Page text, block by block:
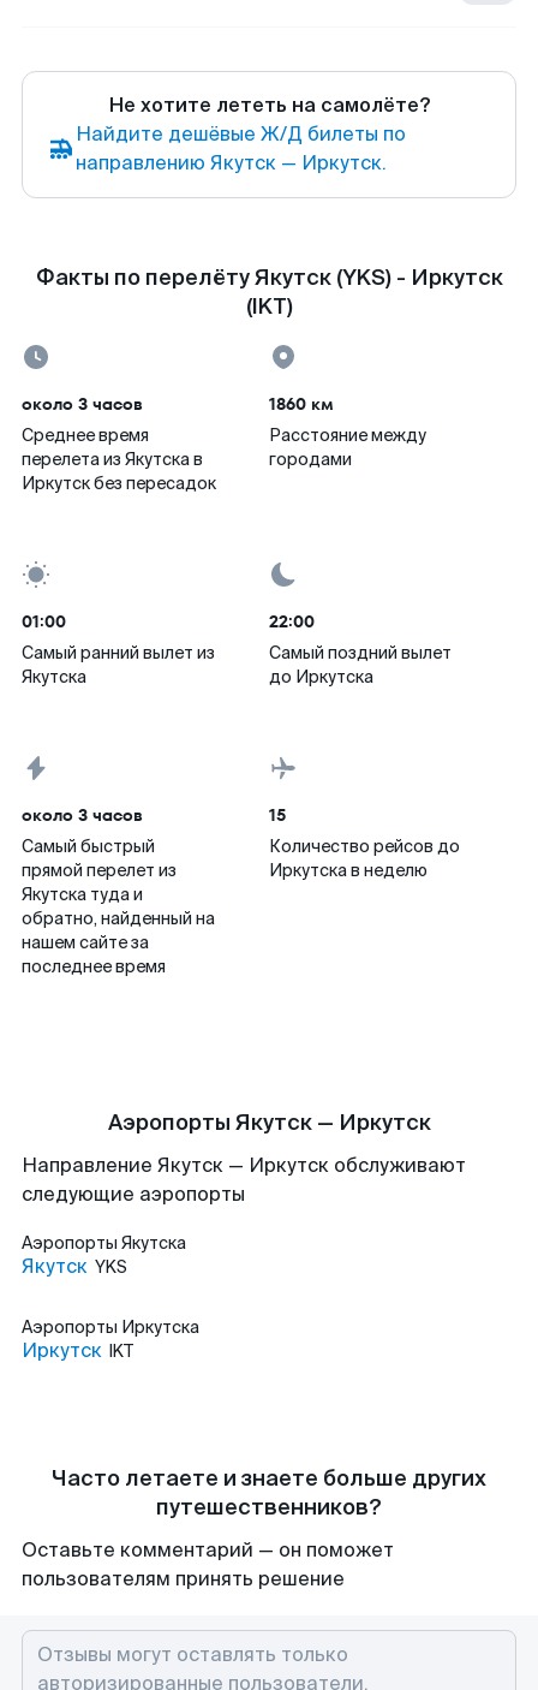
Не хотите лететь на самолёте?
Найдите дешёвые Ж/Д билеты по
направлению Якутск — Иркутск.
Факты по перелёту Якутск (YKS) - Иркутск
(IKT)
около 3 часов
Среднее время
перелета из Якутска в
Иркутск без пересадок
1860 км
Расстояние между
городами
01:00
Самый ранний вылет из
Якутска
22:00
Самый поздний вылет
до Иркутска
около 3 часов
Самый быстрый
прямой перелет из
Якутска туда и
обратно, найденный на
нашем сайте за
последнее время
15
Количество рейсов до
Иркутска в неделю
Аэропорты Якутск — Иркутск
Направление Якутск — Иркутск обслуживают
следующие аэропорты
Аэропорты Якутска
Якутск YKS
Аэропорты Иркутска
Иркутск IKT
Часто летаете и знаете больше других
путешественников?
Оставьте комментарий — он поможет
пользователям принять решение